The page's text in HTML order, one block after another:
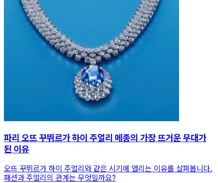
파리 오뜨 꾸뛰르가 하이 주얼리 메종의 가장 뜨거운 무대가
된 이유
오뜨 꾸뛰르가 하이 주얼리와 같은 시기에 열리는 이유를 살펴봅니다.
패션과 주얼리의 관계는 무엇일까요?